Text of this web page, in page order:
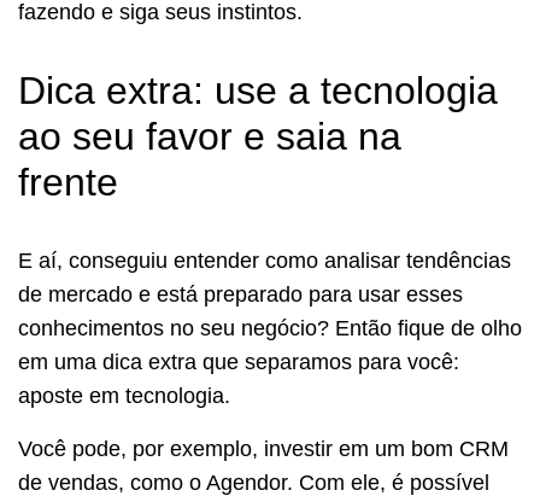
fazendo e siga seus instintos.
Dica extra: use a tecnologia
ao seu favor e saia na
frente
E aí, conseguiu entender como analisar tendências
de mercado e está preparado para usar esses
conhecimentos no seu negócio? Então fique de olho
em uma dica extra que separamos para você:
aposte em tecnologia.
Você pode, por exemplo, investir em um bom CRM
de vendas, como o Agendor. Com ele, é possível